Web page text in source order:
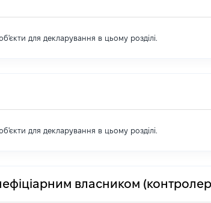
для декларування в цьому розділі.
для декларування в цьому розділі.
власником